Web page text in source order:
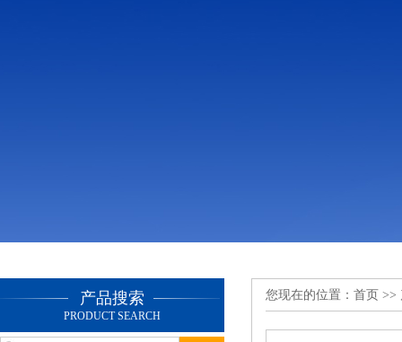
产品搜索
PRODUCT SEARCH
您现在的位置： 首页 >>